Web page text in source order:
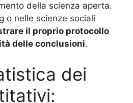
della scienza aperta.
o nelle scienze sociali
il proprio protocollo
delle conclusioni.
dei